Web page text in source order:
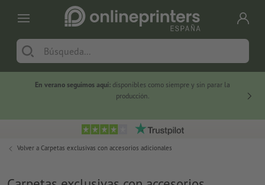
En verano seguimos aquí: disponibles como siempre y sin parar la
producción.
Volver a Carpetas exclusivas con accesorios adicionales